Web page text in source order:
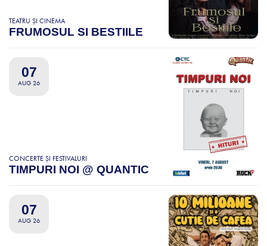
TEATRU ȘI CINEMA
FRUMOSUL SI BESTIILE
07
AUG 26
CONCERTE ȘI FESTIVALURI
TIMPURI NOI @ QUANTIC
07
AUG 26